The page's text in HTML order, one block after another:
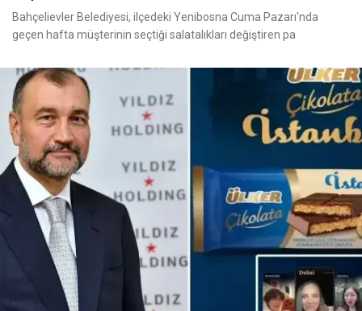
Bahçelievler Belediyesi, ilçedeki Yenibosna Cuma Pazarı'nda
geçen hafta müşterinin seçtiği salatalıkları değiştiren pa